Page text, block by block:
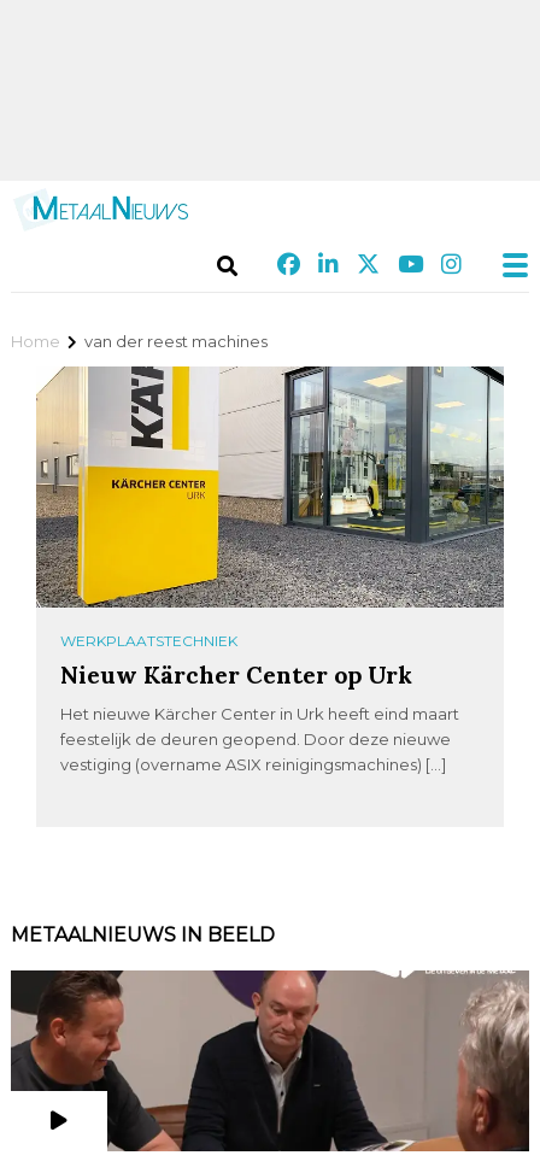
Home van der reest machines
WERKPLAATSTECHNIEK
Nieuw Kärcher Center op Urk
Het nieuwe Kärcher Center in Urk heeft eind maart
feestelijk de deuren geopend. Door deze nieuwe
vestiging (overname ASIX reinigingsmachines) […]
METAALNIEUWS IN BEELD